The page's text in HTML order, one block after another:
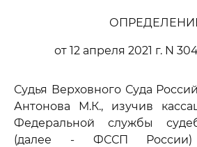
от 12 апреля 2021 г. N
Судья Верховного Суда
Антонова М.К., изучив
Федеральной службы
(далее - ФССП